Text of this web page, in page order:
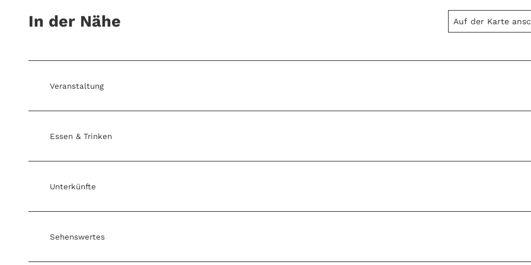
In der Nähe Auf der Karte
Veranstaltung
Essen & Trinken
Unterkünfte
Sehenswertes